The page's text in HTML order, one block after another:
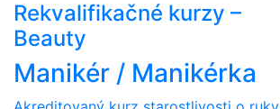
Rekvalifikačné kurzy –
Beauty
Manikér / Manikérka